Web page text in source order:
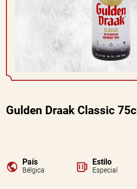
Gulden Draak Classic 75cl
País
Bélgica
Estilo
Especial